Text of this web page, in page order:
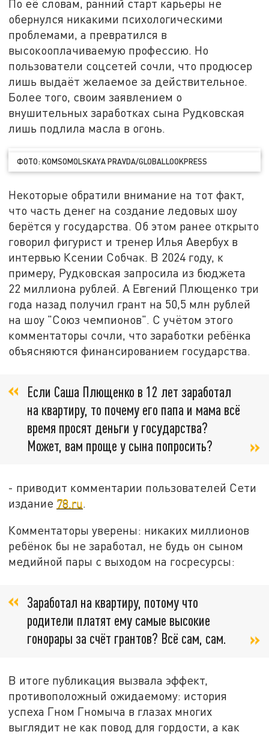
По её словам, ранний старт карьеры не
обернулся никакими психологическими
проблемами, а превратился в
высокооплачиваемую профессию. Но
пользователи соцсетей сочли, что продюсер
лишь выдаёт желаемое за действительное.
Более того, своим заявлением о
внушительных заработках сына Рудковская
лишь подлила масла в огонь.
ФОТО: KOMSOMOLSKAYA PRAVDA/GLOBALLOOKPRESS
Некоторые обратили внимание на тот факт,
что часть денег на создание ледовых шоу
берётся у государства. Об этом ранее открыто
говорил фигурист и тренер Илья Авербух в
интервью Ксении Собчак. В 2024 году, к
примеру, Рудковская запросила из бюджета
22 миллиона рублей. А Евгений Плющенко три
года назад получил грант на 50,5 млн рублей
на шоу "Союз чемпионов". С учётом этого
комментаторы сочли, что заработки ребёнка
объясняются финансированием государства.
Если Саша Плющенко в 12 лет заработал
на квартиру, то почему его папа и мама всё
время просят деньги у государства?
Может, вам проще у сына попросить?
- приводит комментарии пользователей Сети
издание 78.ru.
Комментаторы уверены: никаких миллионов
ребёнок бы не заработал, не будь он сыном
медийной пары с выходом на госресурсы:
Заработал на квартиру, потому что
родители платят ему самые высокие
гонорары за счёт грантов? Всё сам, сам.
В итоге публикация вызвала эффект,
противоположный ожидаемому: история
успеха Гном Гномыча в глазах многих
выглядит не как повод для гордости, а как